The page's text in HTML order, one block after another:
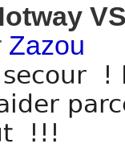
Zazou
!
!!!